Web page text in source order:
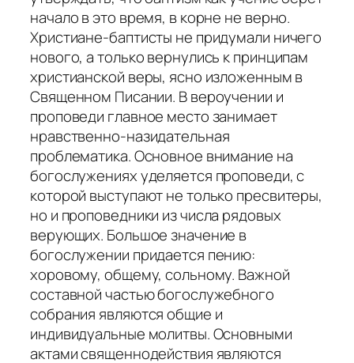
начало в это время, в корне не верно.
Христиане-баптисты не придумали ничего
нового, а только вернулись к принципам
христианской веры, ясно изложенным в
Священном Писании. В вероучении и
проповеди главное место занимает
нравственно-назидательная
проблематика. Основное внимание на
богослужениях уделяется проповеди, с
которой выступают не только пресвитеры,
но и проповедники из числа рядовых
верующих. Большое значение в
богослужении придается пению:
хоровому, общему, сольному. Важной
составной частью богослужебного
собрания являются общие и
индивидуальные молитвы. Основными
актами священнодействия являются